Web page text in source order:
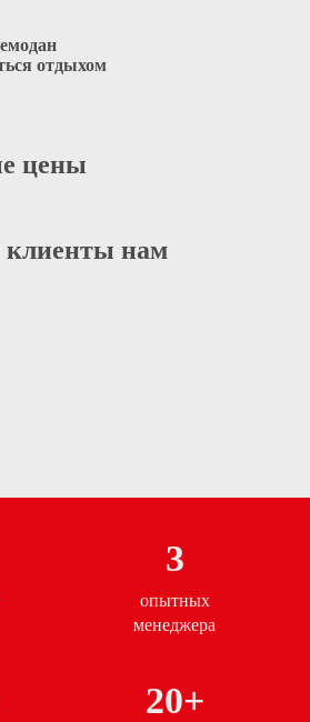
отдыхом
цены
нам
3
опытных
менеджера
20+